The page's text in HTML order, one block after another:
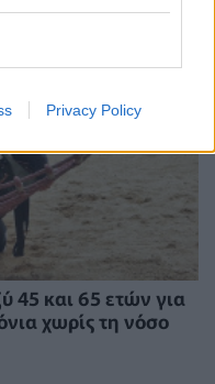
Privacy Policy
45 και 65 ετών για
χωρίς τη νόσο